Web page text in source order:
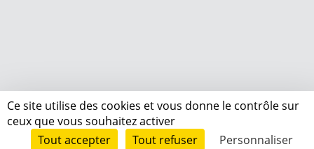
Ce site utilise des cookies et vous donne le contrôle sur
ceux que vous souhaitez activer
Tout accepter
Tout refuser Personnaliser